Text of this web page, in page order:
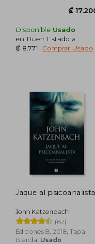
Disponible Usado
en Buen Estado a
₡ 8.771
Comprar Usado
Jaque al psicoanalista
John Katzenbach
(67)
Ediciones B, 2018, Tapa
Blanda, Usado